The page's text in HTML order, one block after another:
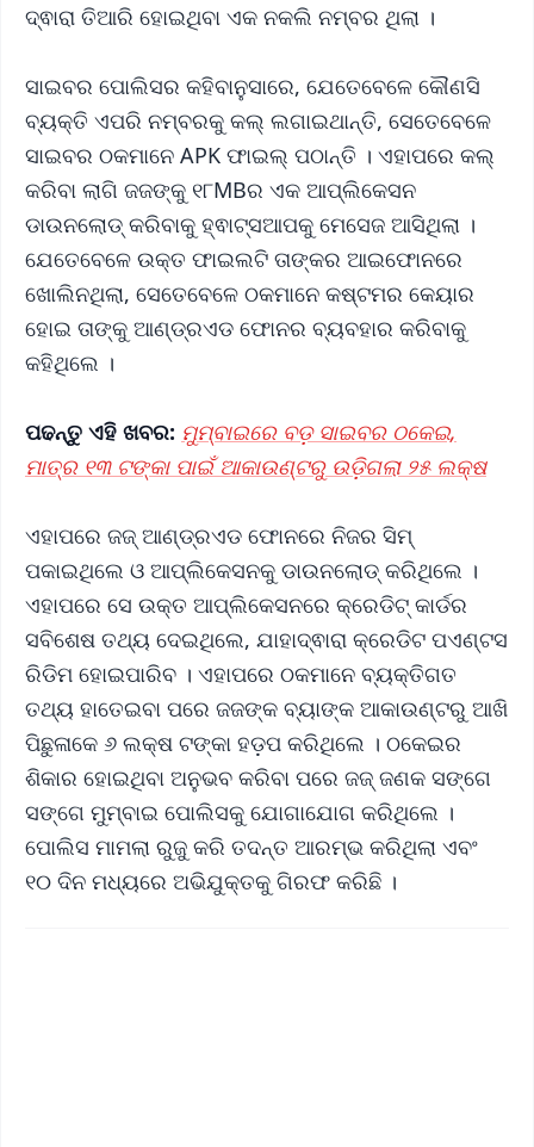
ଦ୍ଵାରା ତିଆରି ହୋଇଥିବା ଏକ ନକଲି ନମ୍ବର ଥିଲା ।
ସାଇବର ପୋଲିସର କହିବାନୁସାରେ, ଯେତେବେଳେ କୌଣସି
ବ୍ୟକ୍ତି ଏପରି ନମ୍ବରକୁ କଲ୍ ଲଗାଇଥାନ୍ତି, ସେତେବେଳେ
ସାଇବର ଠକମାନେ APK ଫାଇଲ୍ ପଠାନ୍ତି । ଏହାପରେ କଲ୍
କରିବା ଲାଗି ଜଜଙ୍କୁ ୧୮MBର ଏକ ଆପ୍ଲିକେସନ
ଡାଉନଲୋଡ୍ କରିବାକୁ ହ୍ଵାଟ୍ସଆପକୁ ମେସେଜ ଆସିଥିଲା ।
ଯେତେବେଳେ ଉକ୍ତ ଫାଇଲଟି ତାଙ୍କର ଆଇଫୋନରେ
ଖୋଲିନଥିଲା, ସେତେବେଳେ ଠକମାନେ କଷ୍ଟମର କେୟାର
ହୋଇ ତାଙ୍କୁ ଆଣ୍ଡ୍ରଏଡ ଫୋନର ବ୍ୟବହାର କରିବାକୁ
କହିଥିଲେ ।
ପଢନ୍ତୁ ଏହି ଖବର: ମୁମ୍ବାଇରେ ବଡ଼ ସାଇବର ଠକେଇ,
ମାତ୍ର ୧୩ ଟଙ୍କା ପାଇଁ ଆକାଉଣ୍ଟରୁ ଉଡ଼ିଗଲା ୨୫ ଲକ୍ଷ
ଏହାପରେ ଜଜ୍ ଆଣ୍ଡ୍ରଏଡ ଫୋନରେ ନିଜର ସିମ୍
ପକାଇଥିଲେ ଓ ଆପ୍ଲିକେସନକୁ ଡାଉନଲୋଡ୍ କରିଥିଲେ ।
ଏହାପରେ ସେ ଉକ୍ତ ଆପ୍ଲିକେସନରେ କ୍ରେଡିଟ୍ କାର୍ଡର
ସବିଶେଷ ତଥ୍ୟ ଦେଇଥିଲେ, ଯାହାଦ୍ଵାରା କ୍ରେଡିଟ ପଏଣ୍ଟସ
ରିଡିମ ହୋଇପାରିବ । ଏହାପରେ ଠକମାନେ ବ୍ୟକ୍ତିଗତ
ତଥ୍ୟ ହାତେଇବା ପରେ ଜଜଙ୍କ ବ୍ୟାଙ୍କ ଆକାଉଣ୍ଟରୁ ଆଖି
ପିଛୁଳାକେ ୬ ଲକ୍ଷ ଟଙ୍କା ହଡ଼ପ କରିଥିଲେ । ଠକେଇର
ଶିକାର ହୋଇଥିବା ଅନୁଭବ କରିବା ପରେ ଜଜ୍ ଜଣକ ସଙ୍ଗେ
ସଙ୍ଗେ ମୁମ୍ବାଇ ପୋଲିସକୁ ଯୋଗାଯୋଗ କରିଥିଲେ ।
ପୋଲିସ ମାମଲା ରୁଜୁ କରି ତଦନ୍ତ ଆରମ୍ଭ କରିଥିଲା ଏବଂ
୧୦ ଦିନ ମଧ୍ୟରେ ଅଭିଯୁକ୍ତକୁ ଗିରଫ କରିଛି ।